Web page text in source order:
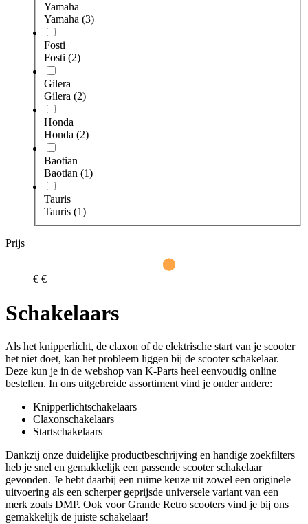
Yamaha
Yamaha (3)
Fosti
Fosti (2)
Gilera
Gilera (2)
Honda
Honda (2)
Baotian
Baotian (1)
Tauris
Tauris (1)
Prijs
€ €
Schakelaars
Als het knipperlicht, de claxon of de elektrische start van je scooter
het niet doet, kan het probleem liggen bij de scooter schakelaar.
Deze kun je in de webshop van K-Parts heel eenvoudig online
bestellen. In ons uitgebreide assortiment vind je onder andere:
Knipperlichtschakelaars
Claxonschakelaars
Startschakelaars
Dankzij onze duidelijke productbeschrijving en handige zoekfilters
heb je snel en gemakkelijk een passende scooter schakelaar
gevonden. Je hebt daarbij een ruime keuze uit zowel een originele
uitvoering als een scherper geprijsde universele variant van een
merk zoals DMP. Ook voor Grande Retro scooters vind je bij ons
gemakkelijk de juiste schakelaar!